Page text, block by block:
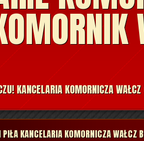
KANCELARIA KOMORNICZA
KANCELARIA KOMORNICZA WAŁCZ